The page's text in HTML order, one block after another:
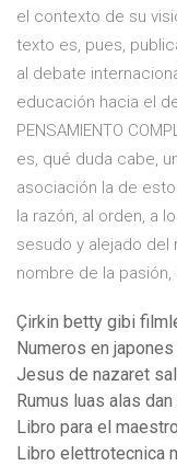
el contexto de su
texto es, pues,
al debate
educación hacia el
PENSAMIENTO
es, qué duda cabe,
asociación la de
la razón, al orden, a
sesudo y alejado del
nombre de la
Çirkin betty gibi
Numeros en
Jesus de nazaret
Rumus luas alas
Libro para el
Libro elettrotecnica